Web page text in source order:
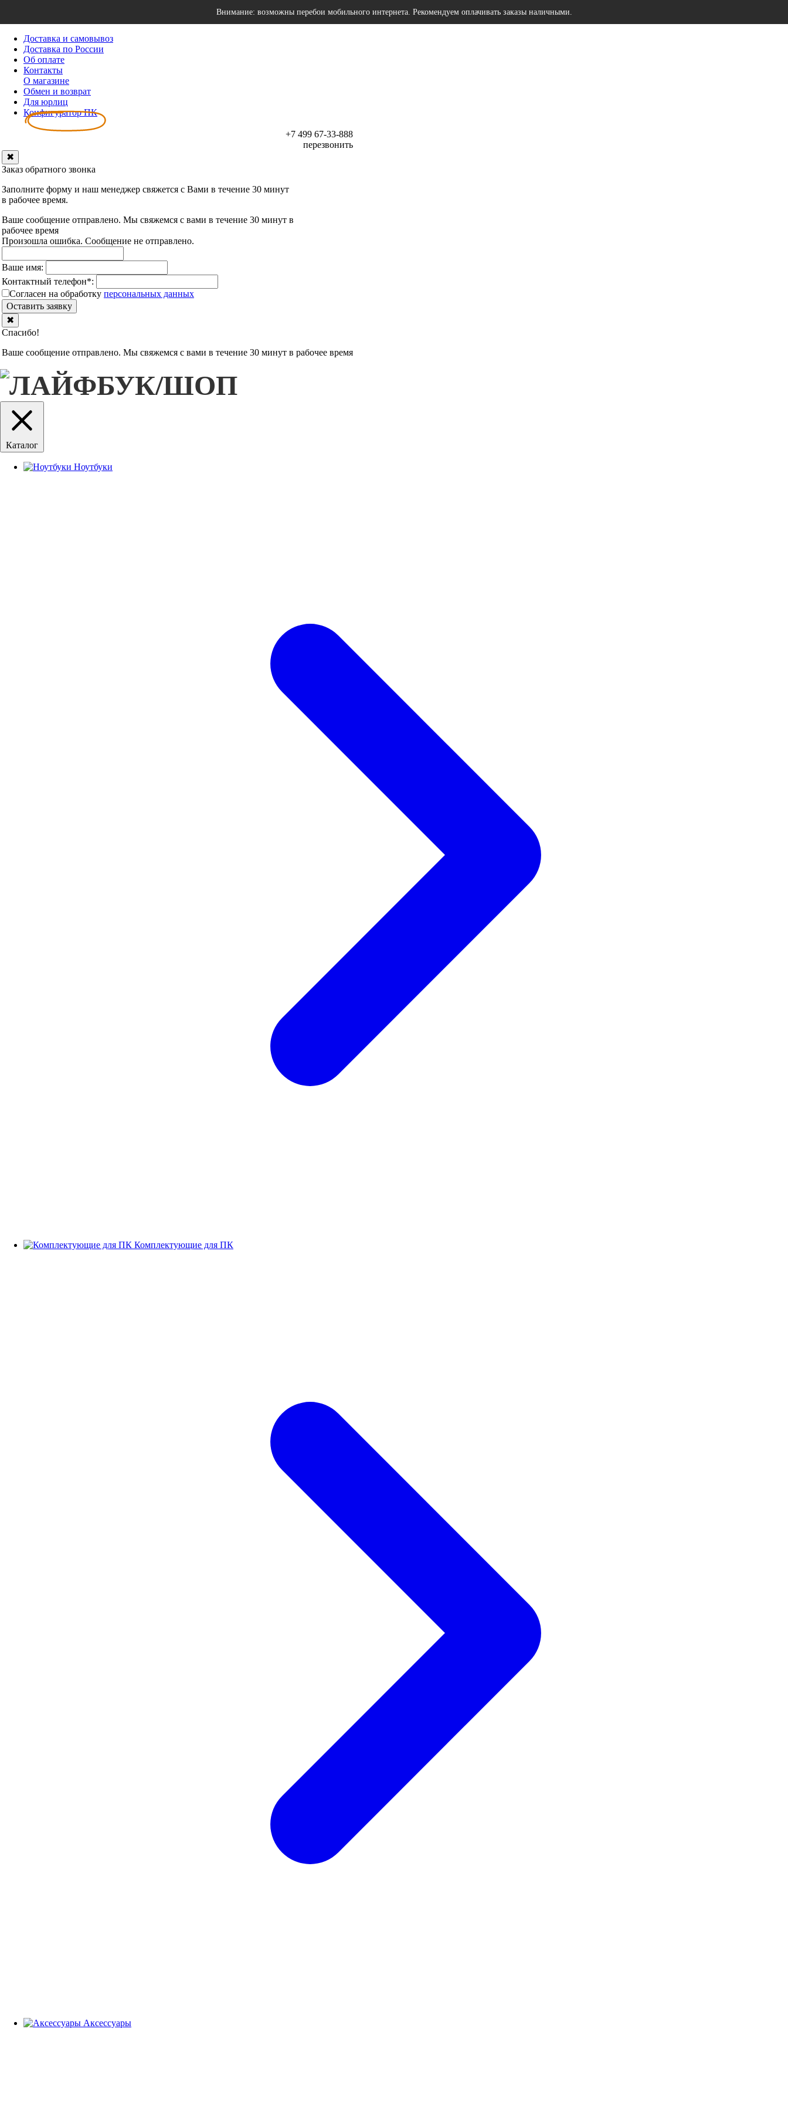
Внимание: возможны перебои мобильного интернета. Рекомендуем оплачивать заказы наличными.
Доставка и самовывоз
Доставка по России
Об оплате
Контакты
О магазине
Обмен и возврат
Для юрлиц
Конфигуратор ПК
+7 499 67-33-888
перезвонить
✖
Заказ обратного звонка
Заполните форму и наш менеджер свяжется с Вами в течение 30 минут
в рабочее время.
Ваше сообщение отправлено. Мы свяжемся с вами в течение 30 минут в
рабочее время
Произошла ошибка. Сообщение не отправлено.
Ваше имя:
Контактный телефон*:
Согласен на обработку персональныx данных
Оставить заявку
✖
Спасибо!
Ваше сообщение отправлено. Мы свяжемся с вами в течение 30 минут в рабочее время
Каталог
Ноутбуки
Комплектующие для ПК
Аксессуары